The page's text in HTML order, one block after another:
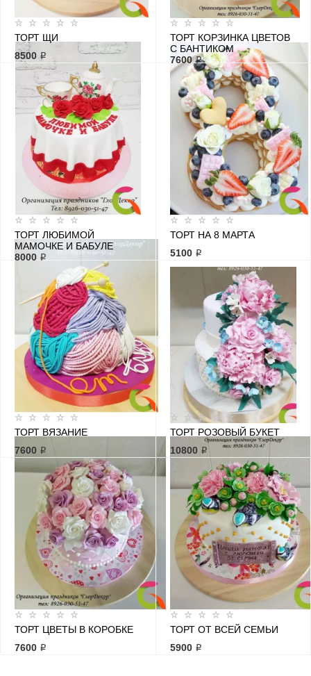
ТОРТ ЩИ
8500 ₽
ТОРТ КОРЗИНКА ЦВЕТОВ
С БАНТИКОМ
7600 ₽
ТОРТ ЛЮБИМОЙ
МАМОЧКЕ И БАБУЛЕ
8000 ₽
ТОРТ НА 8 МАРТА
5100 ₽
ТОРТ ВЯЗАНИЕ
7600 ₽
ТОРТ РОЗОВЫЙ БУКЕТ
10800 ₽
ТОРТ ЦВЕТЫ В КОРОБКЕ
7600 ₽
ТОРТ ОТ ВСЕЙ СЕМЬИ
5900 ₽